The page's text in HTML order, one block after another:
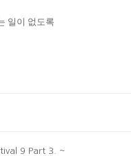
일이 없도록
9 Part 3. ~